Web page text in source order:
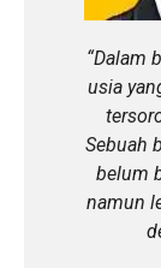
“Dalam
usia
Sebuah
belum
namun